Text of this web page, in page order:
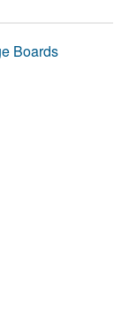
Boards